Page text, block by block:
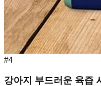
#4
강아지 부드러운 육즙